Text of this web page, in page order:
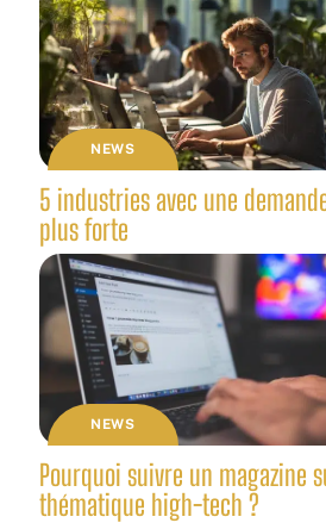
NEWS
5 industries avec une
plus forte
NEWS
Pourquoi suivre un magazine
thématique high-tech ?